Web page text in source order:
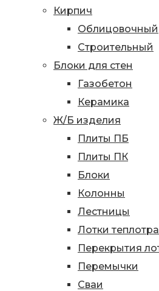
Кирпич
Облицовочный
Строительный
Блоки для стен
Газобетон
Керамика
Ж/Б изделия
Плиты ПБ
Плиты ПК
Блоки
Колонны
Лестницы
Лотки
Перекрытия
Перемычки
Сваи